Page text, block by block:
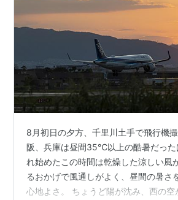
8月初日の夕方、千里川土手で飛行機
阪、兵庫は昼間35℃以上の酷暑だった
れ始めたこの時間は乾燥した涼しい風
るおかげで風通しがよく、昼間の暑さ
心地よさ。 ちょうど陽が沈み、西の空